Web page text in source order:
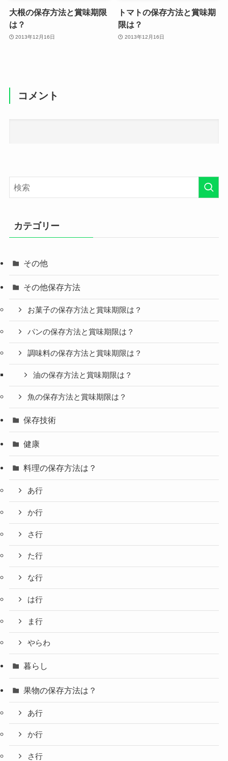
大根の保存方法と賞味期限
は？
2013年12月16日
トマトの保存方法と賞味期
限は？
2013年12月16日
コメント
カテゴリー
その他
その他保存方法
お菓子の保存方法と賞味期限は？
パンの保存方法と賞味期限は？
調味料の保存方法と賞味期限は？
油の保存方法と賞味期限は？
魚の保存方法と賞味期限は？
保存技術
健康
料理の保存方法は？
あ行
か行
さ行
た行
な行
は行
ま行
やらわ
暮らし
果物の保存方法は？
あ行
か行
さ行